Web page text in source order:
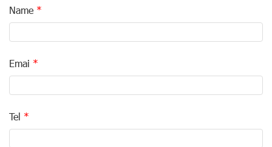
Name
Emai
Tel